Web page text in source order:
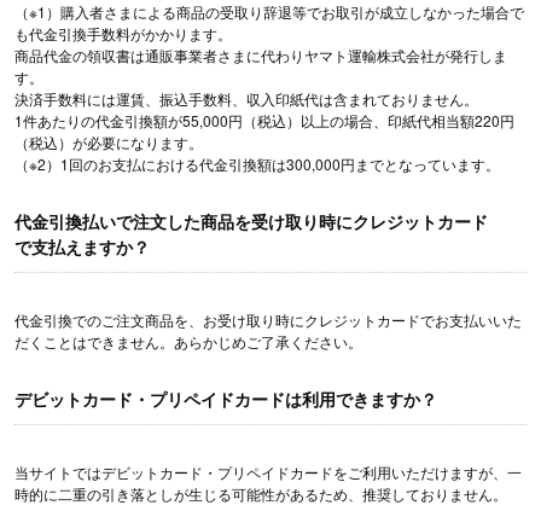
（※1）購入者さまによる商品の受取り辞退等でお取引が成立しなかった場合で
も代金引換手数料がかかります。
商品代金の領収書は通販事業者さまに代わりヤマト運輸株式会社が発行しま
す。
決済手数料には運賃、振込手数料、収入印紙代は含まれておりません。
1件あたりの代金引換額が55,000円（税込）以上の場合、印紙代相当額220円
（税込）が必要になります。
（※2）1回のお支払における代金引換額は300,000円までとなっています。
代金引換払いで注文した商品を受け取り時にクレジットカード
で支払えますか？
代金引換でのご注文商品を、お受け取り時にクレジットカードでお支払いいた
だくことはできません。あらかじめご了承ください。
デビットカード・プリペイドカードは利用できますか？
当サイトではデビットカード・プリペイドカードをご利用いただけますが、一
時的に二重の引き落としが生じる可能性があるため、推奨しておりません。